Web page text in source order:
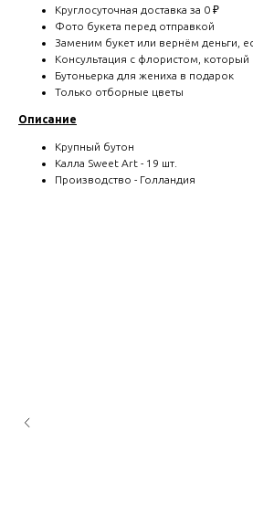
Круглосуточная доставка за 0 ₽
Фото букета перед отправкой
Заменим букет или вернём деньги,
Консультация с флористом, который
Бутоньерка для жениха в подарок
Только отборные цветы
Описание
Крупный бутон
Калла Sweet Art - 19 шт.
Производство - Голландия